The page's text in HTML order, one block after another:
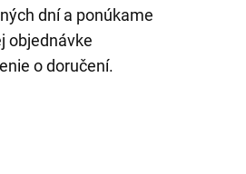
dní a ponúkame
objednávke
o doručení.